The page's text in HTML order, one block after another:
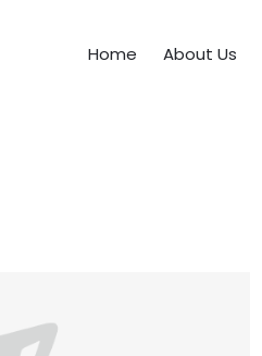
Home About Us